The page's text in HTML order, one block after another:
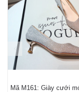
Mã M161: Giày cưới